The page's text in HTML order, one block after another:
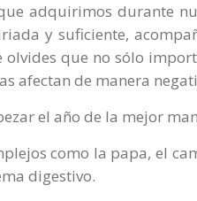
adquirimos durante
y suficiente,
olvides que no sólo
afectan de manera
el año de la mejor
como la papa, el
digestivo.